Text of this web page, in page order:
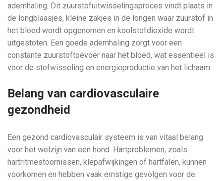
ademhaling. Dit zuurstofuitwisselingsproces vindt plaats in
de longblaasjes, kleine zakjes in de longen waar zuurstof in
het bloed wordt opgenomen en koolstofdioxide wordt
uitgestoten. Een goede ademhaling zorgt voor een
constante zuurstoftoevoer naar het bloed, wat essentieel is
voor de stofwisseling en energieproductie van het lichaam.
Belang van cardiovasculaire
gezondheid
Een gezond cardiovasculair systeem is van vitaal belang
voor het welzijn van een hond. Hartproblemen, zoals
hartritmestoornissen, klepafwijkingen of hartfalen, kunnen
voorkomen en hebben vaak ernstige gevolgen voor de